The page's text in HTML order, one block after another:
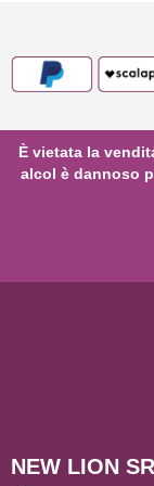
È vietata la
alcol è dannoso
NEW LION